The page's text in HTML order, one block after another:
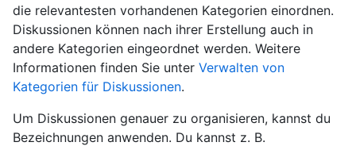
die relevantesten vorhandenen Kategorien einordnen.
Diskussionen können nach ihrer Erstellung auch in
andere Kategorien eingeordnet werden. Weitere
Informationen finden Sie unter Verwalten von
Kategorien für Diskussionen.
Um Diskussionen genauer zu organisieren, kannst du
Bezeichnungen anwenden. Du kannst z. B.